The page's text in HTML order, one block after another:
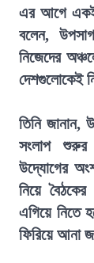
এর আগে একই
বলেন,
নিজেদের
দেশগুলোকেই
তিনি জানান,
সংলাপ শুরুর
উদ্যোগের অংশ
নিয়ে
এগিয়ে নিতে
ফিরিয়ে আনা